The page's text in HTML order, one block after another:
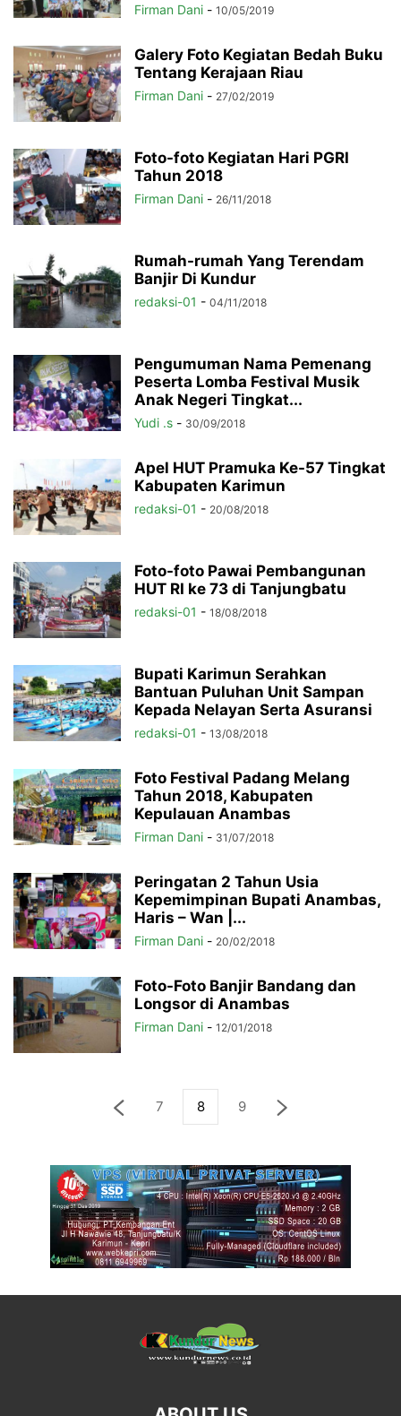
Firman Dani - 10/05/2019
Galery Foto Kegiatan Bedah Buku
Tentang Kerajaan Riau
Firman Dani - 27/02/2019
Foto-foto Kegiatan Hari PGRI
Tahun 2018
Firman Dani - 26/11/2018
Rumah-rumah Yang Terendam
Banjir Di Kundur
redaksi-01 - 04/11/2018
Pengumuman Nama Pemenang
Peserta Lomba Festival Musik
Anak Negeri Tingkat...
Yudi .s - 30/09/2018
Apel HUT Pramuka Ke-57 Tingkat
Kabupaten Karimun
redaksi-01 - 20/08/2018
Foto-foto Pawai Pembangunan
HUT RI ke 73 di Tanjungbatu
redaksi-01 - 18/08/2018
Bupati Karimun Serahkan
Bantuan Puluhan Unit Sampan
Kepada Nelayan Serta Asuransi
redaksi-01 - 13/08/2018
Foto Festival Padang Melang
Tahun 2018, Kabupaten
Kepulauan Anambas
Firman Dani - 31/07/2018
Peringatan 2 Tahun Usia
Kepemimpinan Bupati Anambas,
Haris – Wan |...
Firman Dani - 20/02/2018
Foto-Foto Banjir Bandang dan
Longsor di Anambas
Firman Dani - 12/01/2018
7 8 9